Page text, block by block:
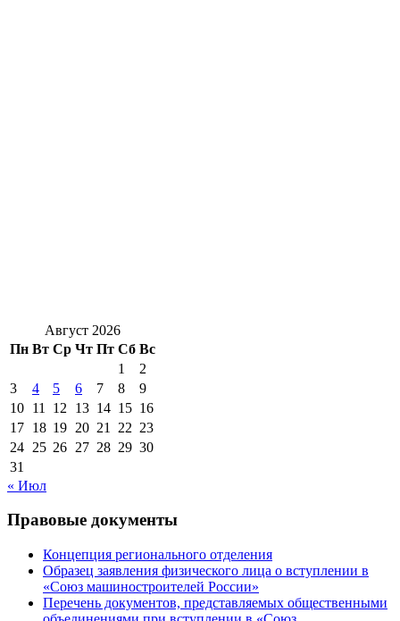
Август 2026
Пн Вт Ср Чт Пт Сб Вс
1
2
3
4 5 6 7 8
9
10 11 12 13 14 15 16
17 18 19 20 21 22 23
24 25 26 27 28 29 30
31
« Июл
Правовые документы
Концепция регионального отделения
Образец заявления физического лица о вступлении в
«Союз машиностроителей России»
Перечень документов, представляемых общественными